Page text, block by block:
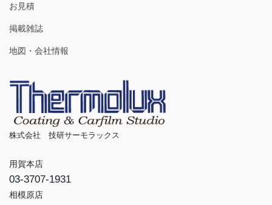
お見積
掲載雑誌
地図・会社情報
株式会社 技研サーモラックス
用賀本店
03-3707-1931
相模原店